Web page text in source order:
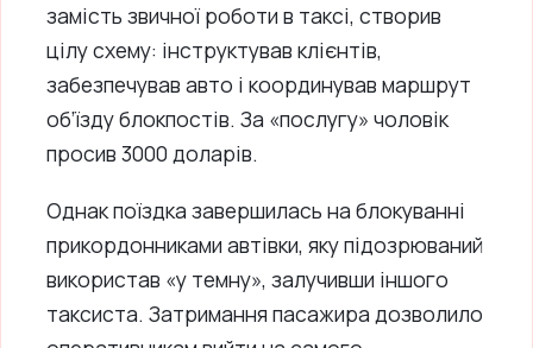
замість звичної роботи в таксі, створив
цілу схему: інструктував клієнтів,
забезпечував авто і координував маршрут
об’їзду блокпостів. За «послугу» чоловік
просив 3000 доларів.
Однак поїздка завершилась на блокуванні
прикордонниками автівки, яку підозрюваний
використав «у темну», залучивши іншого
таксиста. Затримання пасажира дозволило